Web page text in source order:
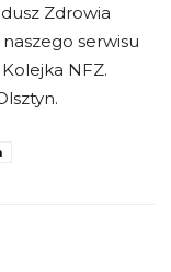
Zdrowia
serwisu
NFZ.